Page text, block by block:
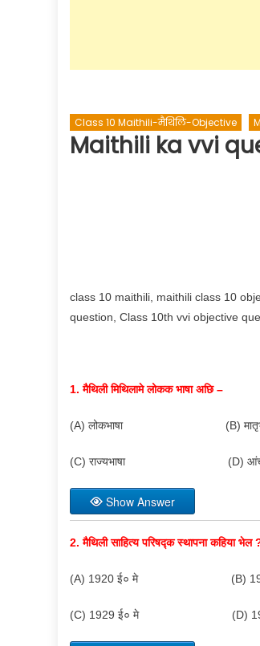
Class 10 Maithili-मैथिलि-Objective
Maithili ka vvi
class 10 maithili, maithili class 10
question, Class 10th vvi objective
1.मैथिली मिथिलामे लोकक भाषा अछि –
(A) लोकभाषा (B)
(C) राज्यभाषा (D)
Show Answer
2.मैथिली साहित्य परिषद्क स्थापना कहिया भेल
(A) 1920 ई० मे (B)
(C) 1929 ई० मे (D)